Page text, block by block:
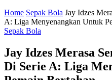
Home Sepak Bola Jay Idzes
A: Liga Menyenangkan Untuk
Sepak Bola
Jay Idzes Merasa
Di Serie A: Liga